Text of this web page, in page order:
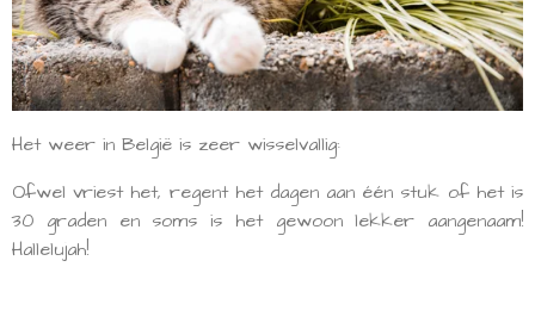
Het weer in België is zeer wisselvallig:
Ofwel vriest het, regent het dagen aan één stuk of het is
30 graden en soms is het gewoon lekker aangenaam!
Hallelujah!